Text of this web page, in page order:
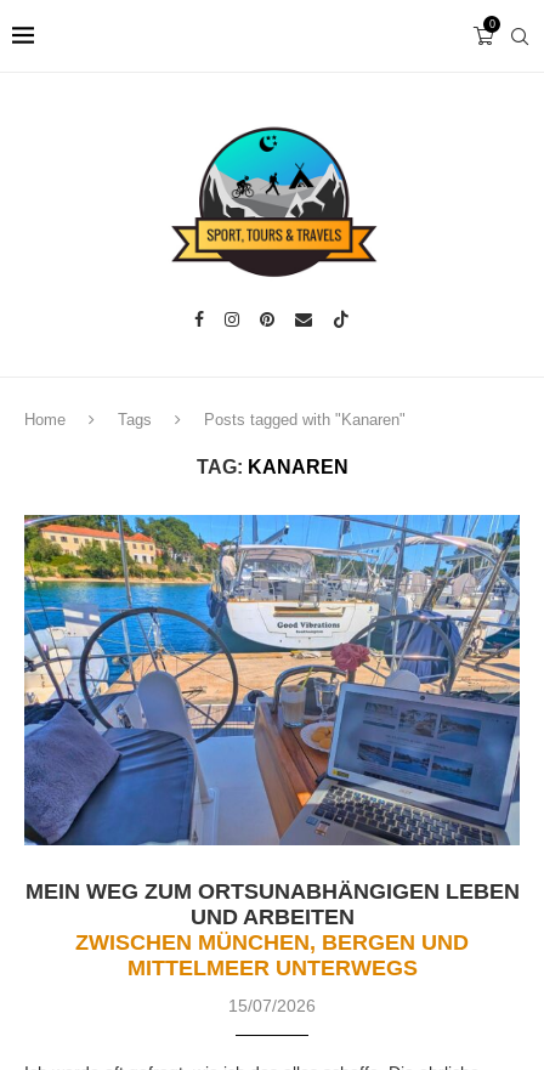
0
Home Tags Posts tagged with "Kanaren"
TAG: KANAREN
MEIN WEG ZUM ORTSUNABHÄNGIGEN LEBEN
UND ARBEITEN
ZWISCHEN MÜNCHEN, BERGEN UND
MITTELMEER UNTERWEGS
15/07/2026